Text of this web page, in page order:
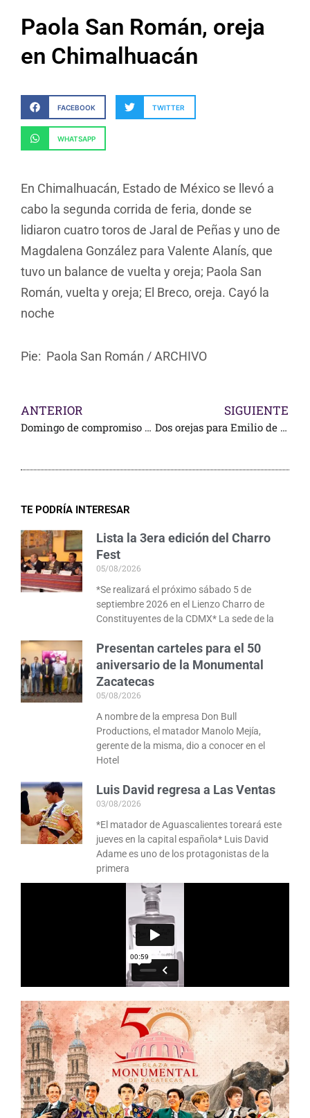
Paola San Román, oreja
en Chimalhuacán
FACEBOOK TWITTER
WHATSAPP
En Chimalhuacán, Estado de México se llevó a
cabo la segunda corrida de feria, donde se
lidiaron cuatro toros de Jaral de Peñas y uno de
Magdalena González para Valente Alanís, que
tuvo un balance de vuelta y oreja; Paola San
Román, vuelta y oreja; El Breco, oreja. Cayó la
noche
Pie: Paola San Román / ARCHIVO
ANTERIOR
Domingo de compromiso en las plazas del país
SIGUIENTE
Dos orejas para Emilio de Justo en su debut mexicano
TE PODRÍA INTERESAR
Lista la 3era edición del Charro
Fest
05/08/2026
*Se realizará el próximo sábado 5 de
septiembre 2026 en el Lienzo Charro de
Constituyentes de la CDMX* La sede de la
Presentan carteles para el 50
aniversario de la Monumental
Zacatecas
05/08/2026
A nombre de la empresa Don Bull
Productions, el matador Manolo Mejía,
gerente de la misma, dio a conocer en el
Hotel
Luis David regresa a Las Ventas
03/08/2026
*El matador de Aguascalientes toreará este
jueves en la capital española* Luis David
Adame es uno de los protagonistas de la
primera